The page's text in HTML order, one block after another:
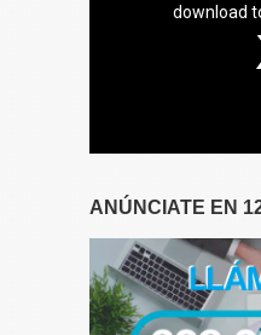
download
ANÚNCIATE EN